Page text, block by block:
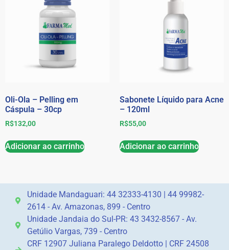
Oli-Ola – Pelling em
Cáspula – 30cp
R$132,00
Adicionar ao carrinho
Sabonete Líquido para Acne
– 120ml
R$55,00
Adicionar ao carrinho
Unidade Mandaguari: 44 32333-4130 | 44 99982-
2614 - Av. Amazonas, 899 - Centro
Unidade Jandaia do Sul-PR: 43 3432-8567 - Av.
Getúlio Vargas, 739 - Centro
CRF 12907 Juliana Paralego Deldotto | CRF 24508